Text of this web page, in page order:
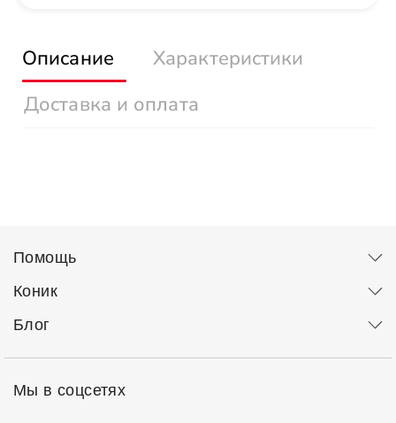
Описание
Характеристики
Доставка и оплата
Помощь
Коник
Блог
Мы в соцсетях